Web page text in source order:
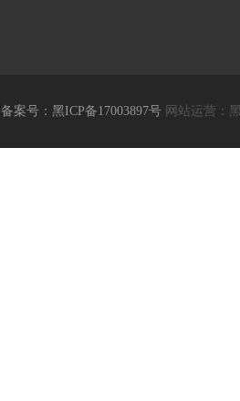
备案号：黑ICP备17003897号 网站运营：